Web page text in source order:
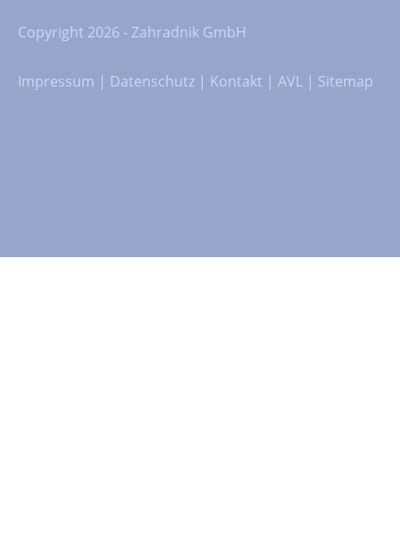
Copyright 2026 - Zahradnik GmbH
Impressum | Datenschutz | Kontakt | AVL | Sitemap